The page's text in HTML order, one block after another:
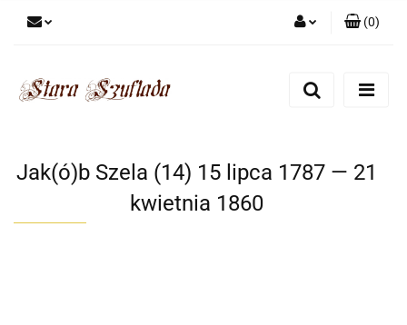
Zarejestruj się
(0)
Jak(ó)b Szela (14) 15 lipca 1787 — 21
kwietnia 1860